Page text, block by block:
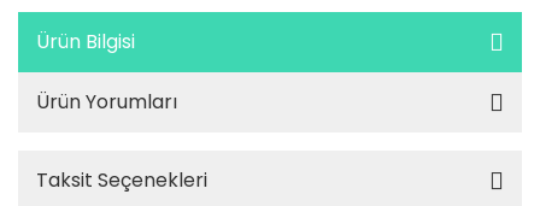
Ürün Bilgisi
Ürün Yorumları
Taksit Seçenekleri